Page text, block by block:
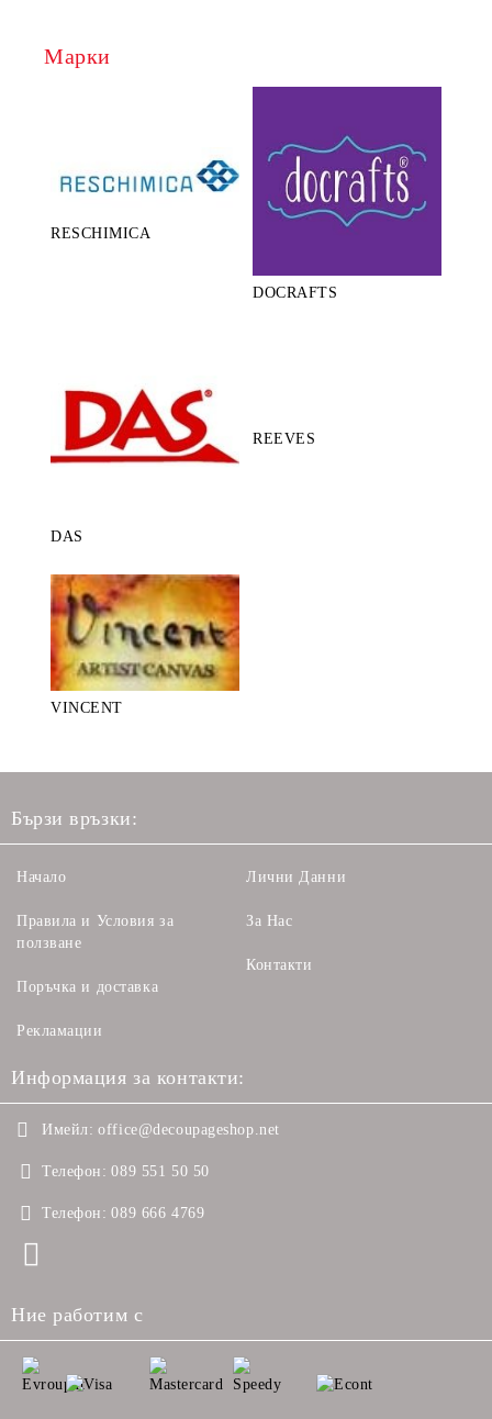
Марки
RESCHIMICA
DOCRAFTS
DAS
REEVES
VINCENT
Бързи връзки:
Начало
Правила и Условия за
ползване
Поръчка и доставка
Рекламации
Лични Данни
За Нас
Контакти
Информация за контакти:
Имейл: office@decoupageshop.net
Телефон: 089 551 50 50
Телефон: 089 666 4769
Ние работим с